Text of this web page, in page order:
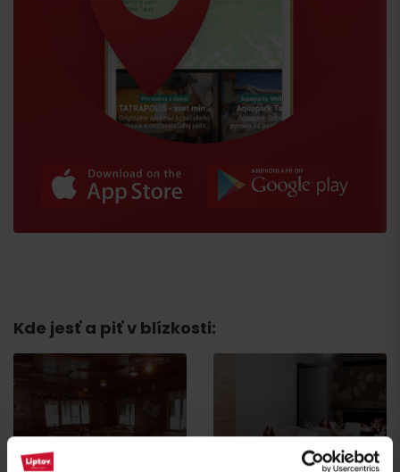
Kde jesť a piť v blízkosti:
Reštaurácia a kaviareň